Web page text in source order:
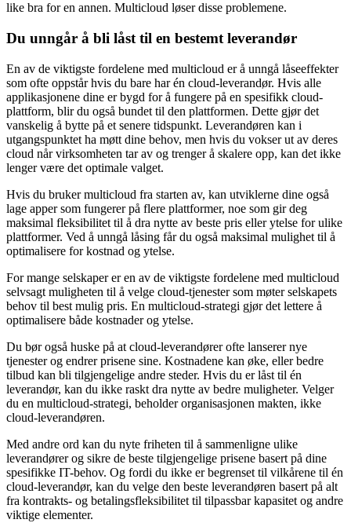
like bra for en annen. Multicloud løser disse problemene.
Du unngår å bli låst til en bestemt leverandør
En av de viktigste fordelene med multicloud er å unngå låseeffekter
som ofte oppstår hvis du bare har én cloud-leverandør. Hvis alle
applikasjonene dine er bygd for å fungere på en spesifikk cloud-
plattform, blir du også bundet til den plattformen. Dette gjør det
vanskelig å bytte på et senere tidspunkt. Leverandøren kan i
utgangspunktet ha møtt dine behov, men hvis du vokser ut av deres
cloud når virksomheten tar av og trenger å skalere opp, kan det ikke
lenger være det optimale valget.
Hvis du bruker multicloud fra starten av, kan utviklerne dine også
lage apper som fungerer på flere plattformer, noe som gir deg
maksimal fleksibilitet til å dra nytte av beste pris eller ytelse for ulike
plattformer. Ved å unngå låsing får du også maksimal mulighet til å
optimalisere for kostnad og ytelse.
For mange selskaper er en av de viktigste fordelene med multicloud
selvsagt muligheten til å velge cloud-tjenester som møter selskapets
behov til best mulig pris. En multicloud-strategi gjør det lettere å
optimalisere både kostnader og ytelse.
Du bør også huske på at cloud-leverandører ofte lanserer nye
tjenester og endrer prisene sine. Kostnadene kan øke, eller bedre
tilbud kan bli tilgjengelige andre steder. Hvis du er låst til én
leverandør, kan du ikke raskt dra nytte av bedre muligheter. Velger
du en multicloud-strategi, beholder organisasjonen makten, ikke
cloud-leverandøren.
Med andre ord kan du nyte friheten til å sammenligne ulike
leverandører og sikre de beste tilgjengelige prisene basert på dine
spesifikke IT-behov. Og fordi du ikke er begrenset til vilkårene til én
cloud-leverandør, kan du velge den beste leverandøren basert på alt
fra kontrakts- og betalingsfleksibilitet til tilpassbar kapasitet og andre
viktige elementer.